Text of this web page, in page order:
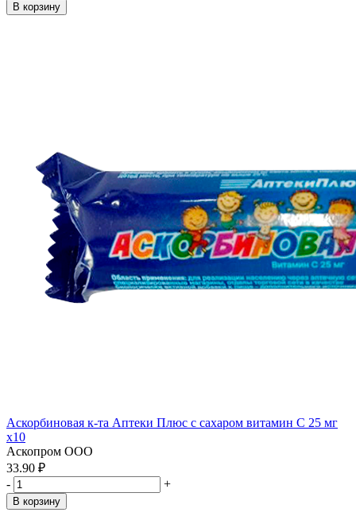
В корзину
Аскорбиновая к-та Аптеки Плюс с сахаром витамин С 25 мг
x10
Аскопром ООО
33.90 ₽
-
+
В корзину